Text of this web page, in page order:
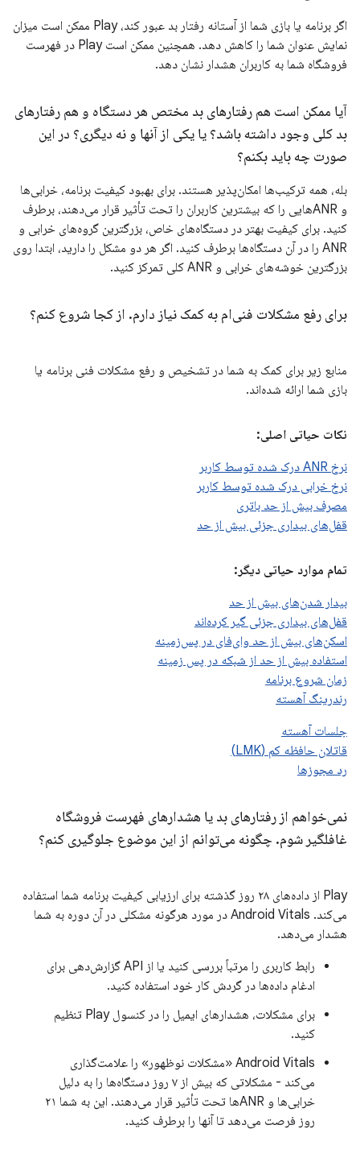
اگر برنامه یا بازی شما از آستانه رفتار بد عبور کند، Play ممکن است میزان
نمایش عنوان شما را کاهش دهد. همچنین ممکن است Play در فهرست
فروشگاه شما به کاربران هشدار نشان دهد.
آیا ممکن است هم رفتارهای بد مختص هر دستگاه و هم رفتارهای
بد کلی وجود داشته باشد؟ یا یکی از آنها و نه دیگری؟ در این
صورت چه باید بکنم؟
بله، همه ترکیب‌ها امکان‌پذیر هستند. برای بهبود کیفیت برنامه، خرابی‌ها
و ANRهایی را که بیشترین کاربران را تحت تأثیر قرار می‌دهند، برطرف
کنید. برای کیفیت بهتر در دستگاه‌های خاص، بزرگترین گروه‌های خرابی و
ANR را در آن دستگاه‌ها برطرف کنید. اگر هر دو مشکل را دارید، ابتدا روی
بزرگترین خوشه‌های خرابی و ANR کلی تمرکز کنید.
برای رفع مشکلات فنی‌ام به کمک نیاز دارم. از کجا شروع کنم؟
منابع زیر برای کمک به شما در تشخیص و رفع مشکلات فنی برنامه یا
بازی شما ارائه شده‌اند.
نکات حیاتی اصلی:
نرخ ANR درک شده توسط کاربر
نرخ خرابی درک شده توسط کاربر
مصرف بیش از حد باتری
قفل‌های بیداری جزئی بیش از حد
تمام موارد حیاتی دیگر:
بیدار شدن‌های بیش از حد
قفل‌های بیداری جزئی گیر کرده‌اند
اسکن‌های بیش از حد وای‌فای در پس‌زمینه
استفاده بیش از حد از شبکه در پس زمینه
زمان شروع برنامه
رندرینگ آهسته
جلسات آهسته
قاتلان حافظه کم (LMK)
رد مجوزها
نمی‌خواهم از رفتارهای بد یا هشدارهای فهرست فروشگاه
غافلگیر شوم. چگونه می‌توانم از این موضوع جلوگیری کنم؟
Play از داده‌های ۲۸ روز گذشته برای ارزیابی کیفیت برنامه شما استفاده
می‌کند. Android Vitals در مورد هرگونه مشکلی در آن دوره به شما
هشدار می‌دهد.
رابط کاربری را مرتباً بررسی کنید یا از API گزارش‌دهی برای
ادغام داده‌ها در گردش کار خود استفاده کنید.
برای مشکلات، هشدارهای ایمیل را در کنسول Play تنظیم
کنید.
Android Vitals «مشکلات نوظهور» را علامت‌گذاری
می‌کند - مشکلاتی که بیش از ۷ روز دستگاه‌ها را به دلیل
خرابی‌ها و ANRها تحت تأثیر قرار می‌دهند. این به شما ۲۱
روز فرصت می‌دهد تا آنها را برطرف کنید.